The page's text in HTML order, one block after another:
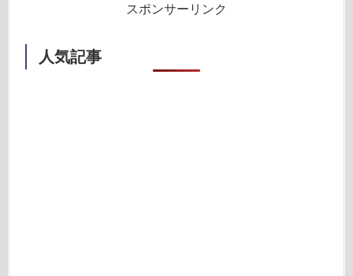
スポンサーリンク
人気記事